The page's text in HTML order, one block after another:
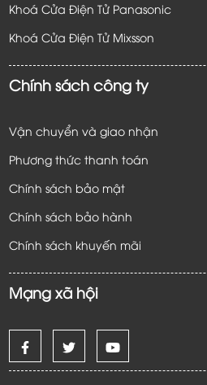
Khoá Cửa Điện Tử Panasonic
Khoá Cửa Điện Tử Mixsson
Chính sách công ty
Vận chuyển và giao nhận
Phương thức thanh toán
Chính sách bảo mật
Chính sách bảo hành
Chính sách khuyến mãi
Mạng xã hội